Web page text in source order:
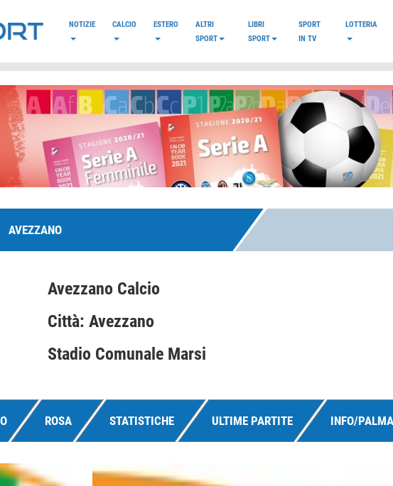
NOTIZIE CALCIO ESTERO
ALTRI
SPORT
LIBRI
SPORT
SPORT
IN TV
LOTTERIA
AVEZZANO
Avezzano Calcio
Città: Avezzano
Stadio Comunale Marsi
ROSA STATISTICHE ULTIME PARTITE INFO/